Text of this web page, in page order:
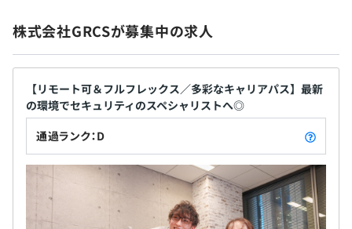
ト・パッカード株式会社、セキュリティ本部長として、セ
2018年5月GRCSに参画。
3～4名
各種社会保険完備
（雇用保険・労災保険・健康保険・厚生年金保険）
無期雇用
株式会社GRCSが募集中の求人
【リモート可＆フルフレックス／多彩なキャリアパス】最新
の環境でセキュリティのスペシャリストへ◎
通過ランク：D